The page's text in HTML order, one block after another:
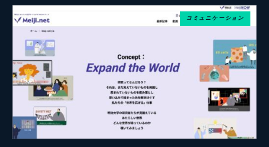
コミュニケーション
個人事業主・経営者・マーケターの方へ。
売上・集客・ブランドの悩みをお聞きします。
📈 利益を増やしたい
❤️ ファンを増やしたい
🔍 現状サイトを分析したい
🤝 コンサルティングって？
🧭 個人コーチングとは？